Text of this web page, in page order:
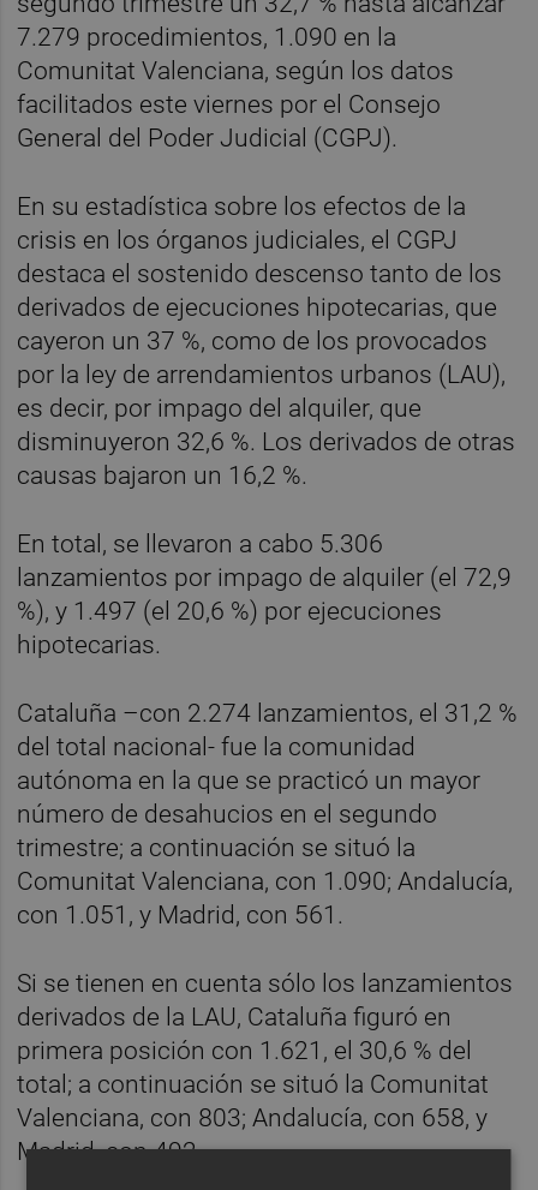
7.279 procedimientos, 1.090 en la
Comunitat Valenciana, según los datos
facilitados este viernes por el Consejo
General del Poder Judicial (CGPJ).
En su estadística sobre los efectos de la
crisis en los órganos judiciales, el CGPJ
destaca el sostenido descenso tanto de los
derivados de ejecuciones hipotecarias, que
cayeron un 37 %, como de los provocados
por la ley de arrendamientos urbanos (LAU),
es decir, por impago del alquiler, que
disminuyeron 32,6 %. Los derivados de otras
causas bajaron un 16,2 %.
En total, se llevaron a cabo 5.306
lanzamientos por impago de alquiler (el 72,9
%), y 1.497 (el 20,6 %) por ejecuciones
hipotecarias.
Cataluña –con 2.274 lanzamientos, el 31,2 %
del total nacional- fue la comunidad
autónoma en la que se practicó un mayor
número de desahucios en el segundo
trimestre; a continuación se situó la
Comunitat Valenciana, con 1.090; Andalucía,
con 1.051, y Madrid, con 561.
Si se tienen en cuenta sólo los lanzamientos
derivados de la LAU, Cataluña figuró en
primera posición con 1.621, el 30,6 % del
total; a continuación se situó la Comunitat
Valenciana, con 803; Andalucía, con 658, y
Madrid, con 492.